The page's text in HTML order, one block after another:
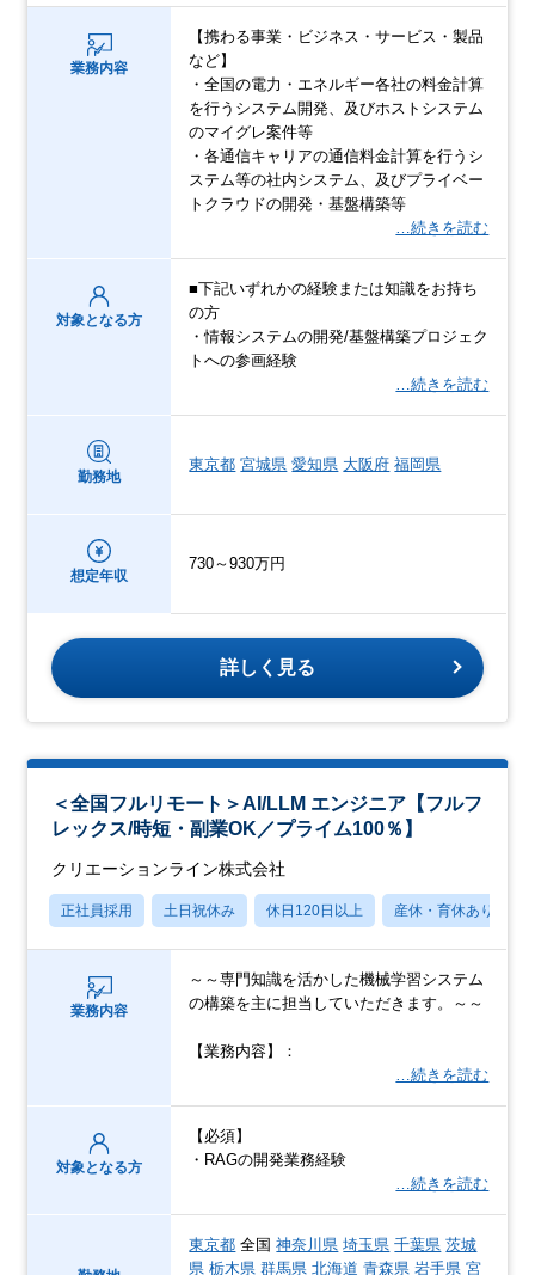
業務内容
【携わる事業・ビジネス・サービス・製品
など】
・全国の電力・エネルギー各社の料金計算
を行うシステム開発、及びホストシステム
のマイグレ案件等
・各通信キャリアの通信料金計算を行うシ
ステム等の社内システム、及びプライベー
トクラウドの開発・基盤構築等
…続きを読む
対象となる方
■下記いずれかの経験または知識をお持ち
の方
・情報システムの開発/基盤構築プロジェク
トへの参画経験
…続きを読む
勤務地
東京都 宮城県 愛知県 大阪府 福岡県
想定年収
730～930万円
詳しく見る
＜全国フルリモート＞AI/LLM エンジニア【フルフ
レックス/時短・副業OK／プライム100％】
クリエーションライン株式会社
正社員採用 土日祝休み 休日120日以上 産休・育休あり
業務内容
～～専門知識を活かした機械学習システム
の構築を主に担当していただきます。～～
【業務内容】：
…続きを読む
対象となる方
【必須】
・RAGの開発業務経験
…続きを読む
東京都 全国神奈川県 埼玉県 千葉県 茨城
県 栃木県 群馬県 北海道 青森県 岩手県 宮